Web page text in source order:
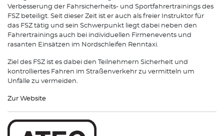
Verbesserung der Fahrsicherheits- und Sportfahrertrainings des
FSZ beteiligt. Seit dieser Zeit ist er auch als freier Instruktor für
das FSZ tätig und sein Schwerpunkt liegt dabei neben den
Fahrertrainings auch bei individuellen Firmenevents und
rasanten Einsätzen im Nordschleifen Renntaxi.
Ziel des FSZ ist es dabei den Teilnehmern Sicherheit und
kontrolliertes Fahren im Straßenverkehr zu vermitteln um
Unfälle zu vermeiden.
Zur Website